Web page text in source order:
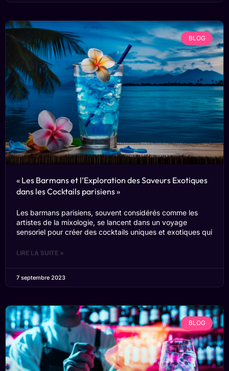
BLOG
« Les Barmans et l’Exploration des Saveurs Exotiques
dans les Cocktails parisiens »
Les barmans parisiens, souvent considérés comme les
artistes de la mixologie, se lancent dans un voyage
sensoriel pour créer des cocktails uniques et exotiques qui
LIRE LA SUITE »
7 septembre 2023
BLOG